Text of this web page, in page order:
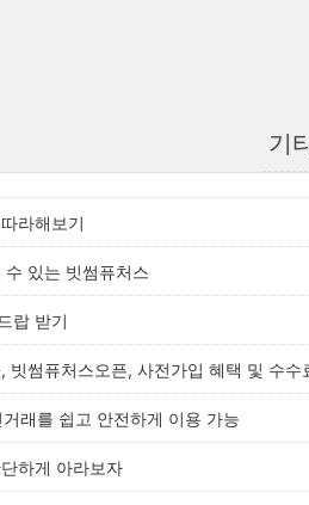
기
라해보기
있는 빗썸퓨처스
랍 받기
빗썸퓨처스오픈, 사전가입 혜택 및 수수
래를 쉽고 안전하게 이용 가능
하게 아라보자